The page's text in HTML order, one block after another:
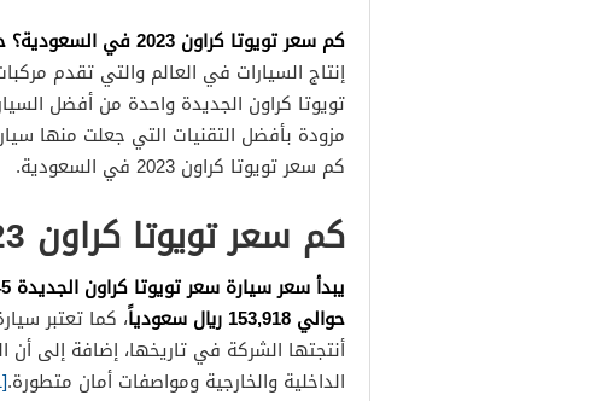
كم سعر تويوتا كراون 2023 في السعودية؟ حيث
إنتاج السيارات في العالم والتي تقدم
تويوتا كراون الجديدة واحدة من أفضل
مزودة بأفضل التقنيات التي جعلت منها
كم سعر تويوتا كراون 2023 في السعودية.
كم سعر تويوتا كراون 2023 في السعودية
يبدأ سعر سيارة سعر تويوتا كراون الجديدة
حوالي 153,918 ريال سعودياً، كما تعتبر
أنتجتها الشركة في تاريخها، إضافة إلى
الداخلية والخارجية ومواصفات أمان متطورة.[1]